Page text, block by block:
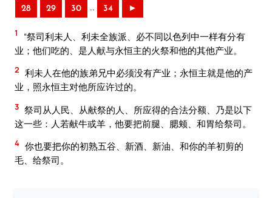
28 29 30 .. 34 ►
1
“祭司利未人、利未全族派、必不同以色列中一样有分有
业；他们吃的、是人献与永恒主的火祭和他的其他产业。
2 利未人在他的族弟兄中必须没有产业；永恒主就是他的产
业，照永恒主对他所应许过的。
3 祭司从人民、从献祭的人、所应得的合法分额、乃是以下
这一些：人若献牛或羊，他要把前腿、腮颊、和胃给祭司。
4 你也要把你的初熟五谷、新酒、新油、和你的羊初剪的
毛、给祭司。